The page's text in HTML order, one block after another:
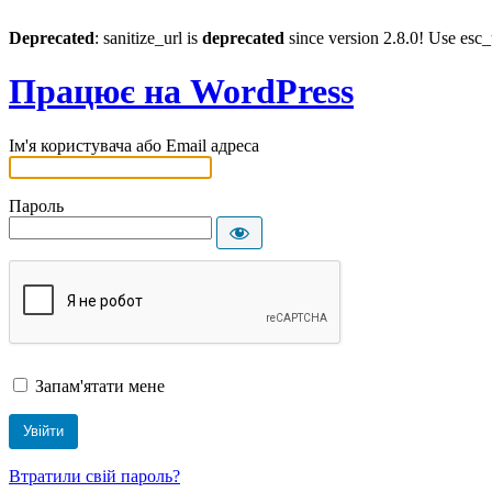
Deprecated: sanitize_url is deprecated since version 2.8.0! Use
Працює на WordPress
Ім'я користувача або Email адреса
Пароль
Запам'ятати мене
Втратили свій пароль?